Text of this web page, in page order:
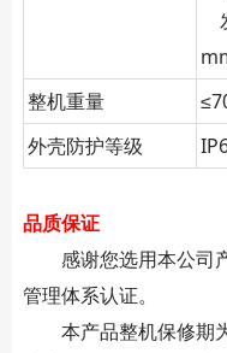
整机重量
外壳防护等级
品质保证
感谢您选用本公司产
管理体系认证。
本产品整机保修期为